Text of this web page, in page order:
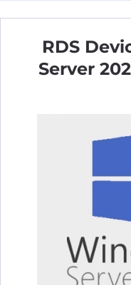
RDS
Server